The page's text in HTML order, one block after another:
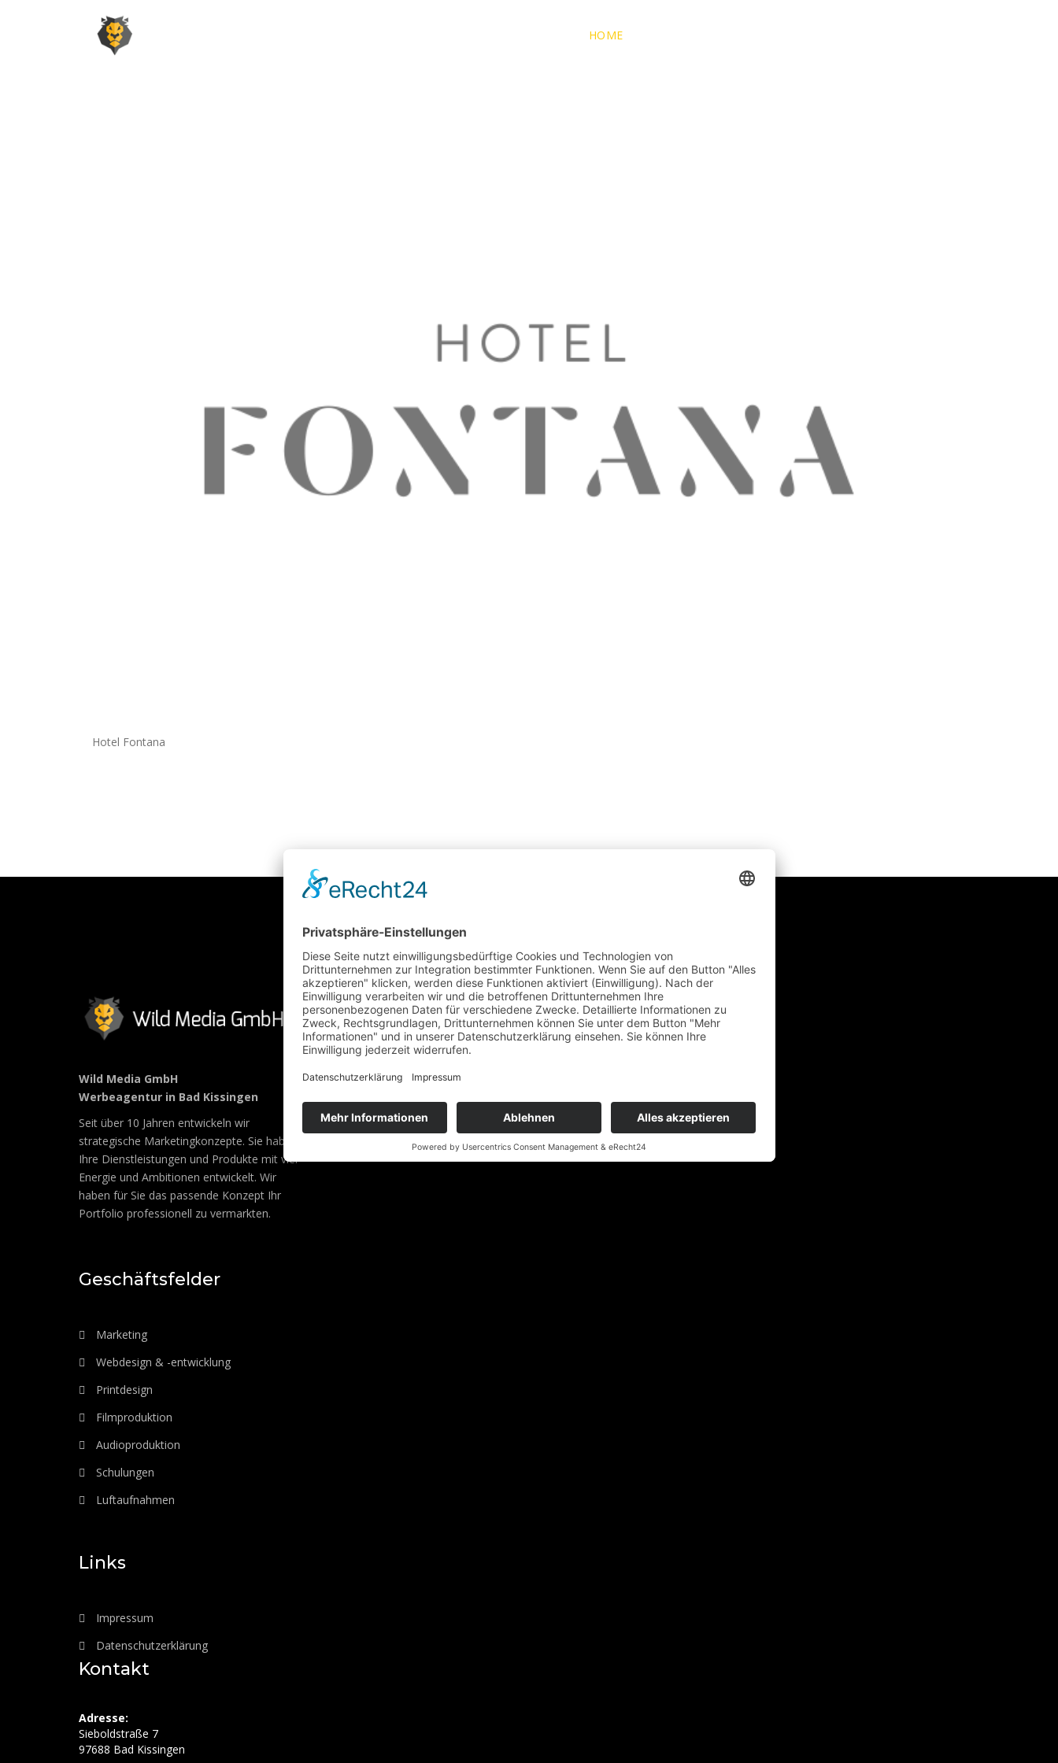
HOME
Hotel Fontana
Wild Media GmbH
Werbeagentur in Bad Kissingen
Seit über 10 Jahren entwickeln wir
strategische Marketingkonzepte. Sie haben
Ihre Dienstleistungen und Produkte mit viel
Energie und Ambitionen entwickelt. Wir
haben für Sie das passende Konzept Ihr
Portfolio professionell zu vermarkten.
Geschäftsfelder
Marketing
Webdesign & -entwicklung
Printdesign
Filmproduktion
Audioproduktion
Schulungen
Luftaufnahmen
Links
Impressum
Datenschutzerklärung
Kontakt
Adresse:
Sieboldstraße 7
97688 Bad Kissingen